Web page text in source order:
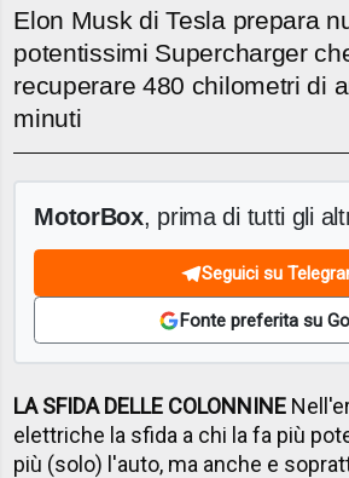
Elon Musk di Tesla prepara
potentissimi Supercharger
recuperare 480 chilometri di
minuti
MotorBox, prima di tutti gli
Seguici su
Fonte preferita su
LA SFIDA DELLE COLONNINE
elettriche la sfida a chi la fa più
più (solo) l'auto, ma anche e